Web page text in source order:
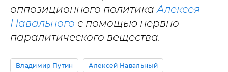
оппозиционного политикаАлексея
Навального с помощью нервно-
паралитического вещества.
Владимир Путин Алексей Навальный